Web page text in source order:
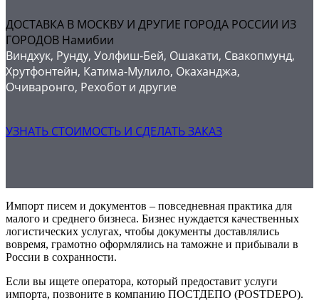
ДОСТАВКА В МОСКВУ И ДРУГИЕ ГОРОДА РОССИИ ИЗ
ГОРОДОВ Намибии
Виндхук, Рунду, Уолфиш-Бей, Ошакати, Свакопмунд,
Хрутфонтейн, Катима-Мулило, Окаханджа,
Очиваронго, Рехобот и другие
УЗНАТЬ СТОИМОСТЬ И СДЕЛАТЬ ЗАКАЗ
Импорт писем и документов – повседневная практика для
малого и среднего бизнеса. Бизнес нуждается качественных
логистических услугах, чтобы документы доставлялись
вовремя, грамотно оформлялись на таможне и прибывали в
России в сохранности.
Если вы ищете оператора, который предоставит услуги
импорта, позвоните в компанию ПОСТДЕПО (POSTDEPO).